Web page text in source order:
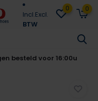
Incl.Excl.
BTW
0 0
Klarna & Riverty